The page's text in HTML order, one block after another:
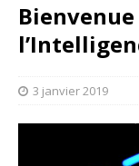
3 janvier 2019